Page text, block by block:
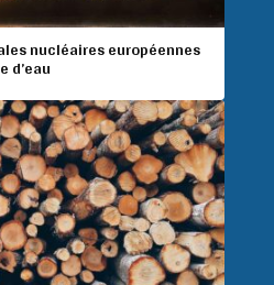
nucléaires européennes
d’eau